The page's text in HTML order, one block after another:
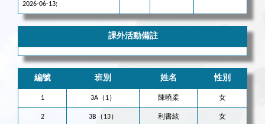
2026-06-13;
課外活動備註
編號 班別 姓名 性別
1 3A（1） 陳曉柔 女
2 3B（13） 利書絃 女